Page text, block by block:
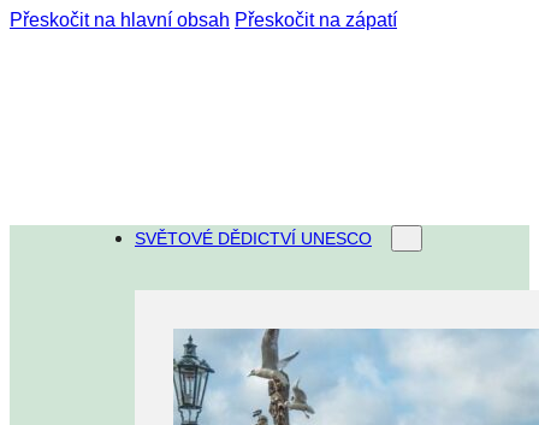
Přeskočit na hlavní obsah Přeskočit na zápatí
SVĚTOVÉ DĚDICTVÍ UNESCO